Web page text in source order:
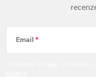
ä
Email